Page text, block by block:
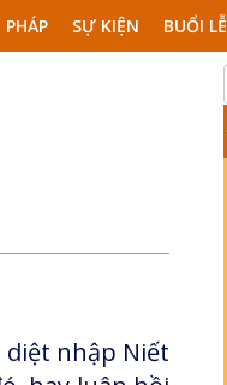
PHÁP SỰ KIỆN BUỔI LỄ
diệt nhập Niết